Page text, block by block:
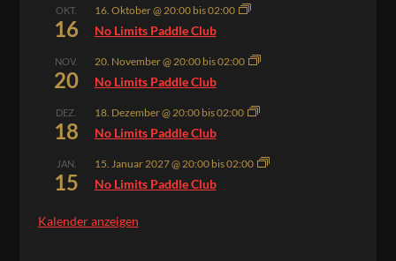
OKT.
16
16. Oktober @ 20:00bis02:00
No Limits Paddle Club
NOV.
20
20. November @ 20:00bis02:00
No Limits Paddle Club
DEZ.
18
18. Dezember @ 20:00bis02:00
No Limits Paddle Club
JAN.
15
15. Januar 2027 @ 20:00bis02:00
No Limits Paddle Club
Kalender anzeigen